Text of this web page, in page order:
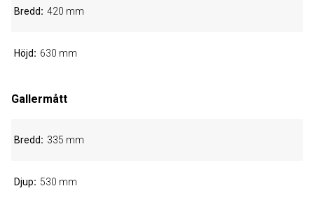
Bredd 420 mm
Höjd 630 mm
Gallermått
Bredd 335 mm
Djup 530 mm